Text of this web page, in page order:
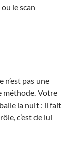
le scan
pas une
méthode. Votre
la nuit : il fait
c’est de lui